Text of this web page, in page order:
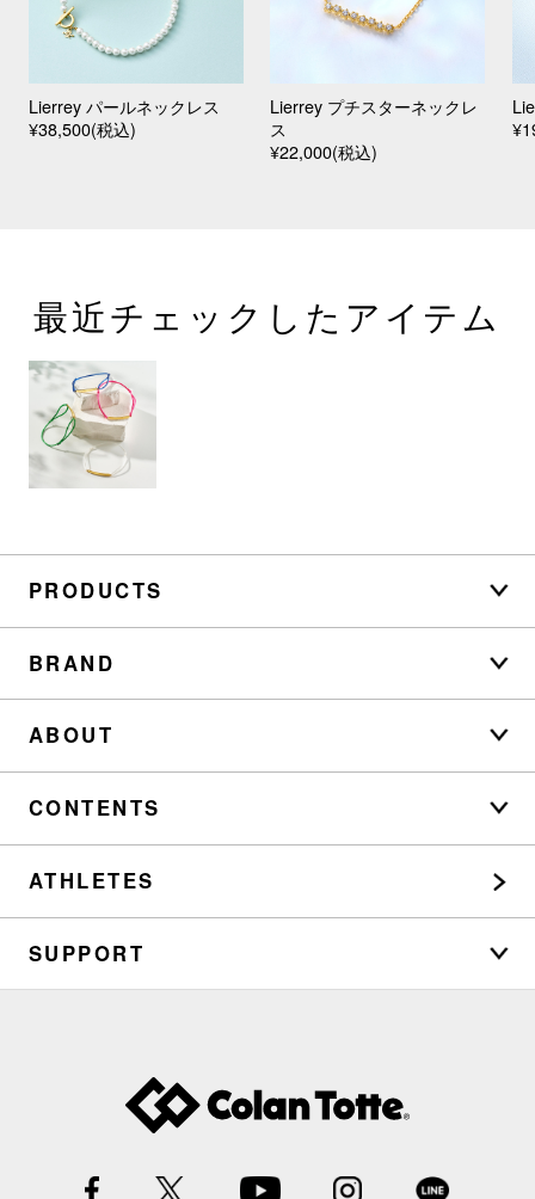
Lierrey パールネックレス
¥38,500(税込)
Lierrey プチスターネックレ
ス
¥22,000(税込)
最近チェックしたアイテム
PRODUCTS
BRAND
ABOUT
CONTENTS
ATHLETES
SUPPORT